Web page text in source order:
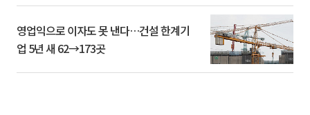
영업익으로 이자도 못 낸다…건설 한계기
업 5년 새 62→173곳